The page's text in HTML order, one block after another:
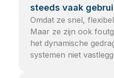
steeds vaak
Omdat ze snel,
Maar ze zijn ook
het dynamische
systemen niet